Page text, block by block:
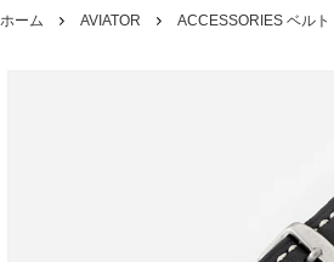
ホーム AVIATOR ACCESSORIES ベルト